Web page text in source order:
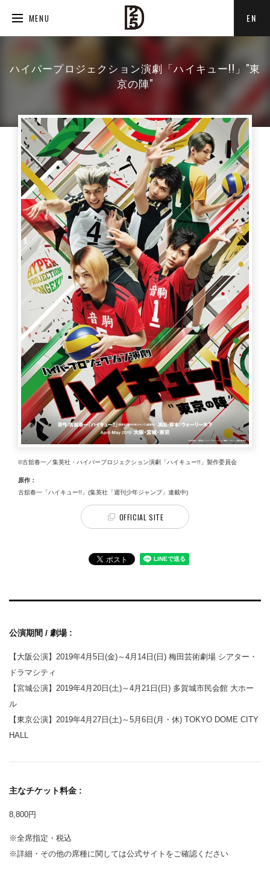
MENU EN
ハイパープロジェクション演劇「ハイキュー!!」"東
京の陣"
©古舘春一／集英社・ハイパープロジェクション演劇「ハイキュー!!」製作委員会
原作：
古舘春一「ハイキュー!!」(集英社「週刊少年ジャンプ」連載中)
OFFICIAL SITE
公演期間 / 劇場 :
【大阪公演】2019年4月5日(金)～4月14日(日) 梅田芸術劇場 シアター・
ドラマシティ
【宮城公演】2019年4月20日(土)～4月21日(日) 多賀城市民会館 大ホー
ル
【東京公演】2019年4月27日(土)～5月6日(月・休) TOKYO DOME CITY
HALL
主なチケット料金 :
8,800円
※全席指定・税込
※詳細・その他の席種に関しては公式サイトをご確認ください